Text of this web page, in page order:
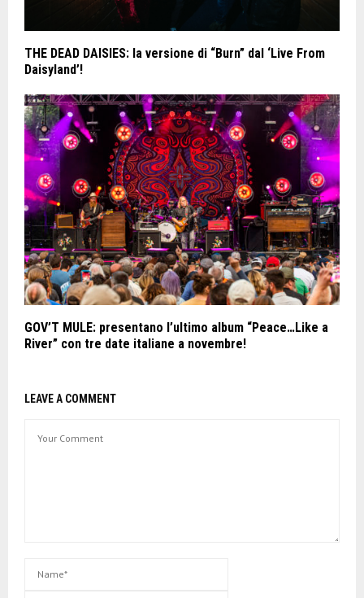
THE DEAD DAISIES: la versione di “Burn” dal ‘Live From
Daisyland’!
GOV’T MULE: presentano l’ultimo album “Peace…Like a
River” con tre date italiane a novembre!
LEAVE A COMMENT